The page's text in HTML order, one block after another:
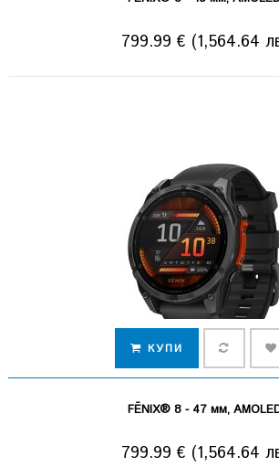
799.99 € (1,564.64
КУПИ
FĒNIX® 8 - 47 мм,
799.99 € (1,564.64